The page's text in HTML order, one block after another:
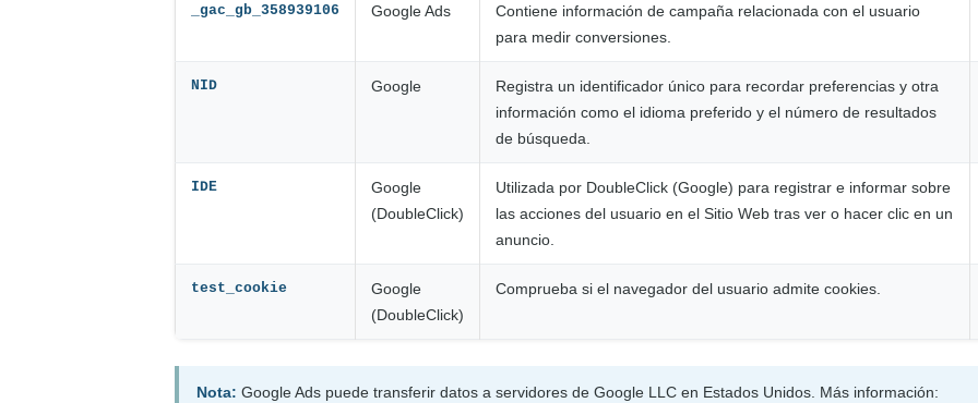
_gac_gb_358939106 Google Ads
Contiene información de campaña relacionada con el usuario
para medir conversiones.
NID Google
Registra un identificador único para recordar preferencias y otra
información como el idioma preferido y el número de resultados
de búsqueda.
IDE
Google
(DoubleClick)
Utilizada por DoubleClick (Google) para registrar e informar sobre
las acciones del usuario en el Sitio Web tras ver o hacer clic en un
anuncio.
test_cookie
Google
(DoubleClick)
Comprueba si el navegador del usuario admite cookies.
Nota: Google Ads puede transferir datos a servidores de Google LLC en Estados Unidos. Más información: